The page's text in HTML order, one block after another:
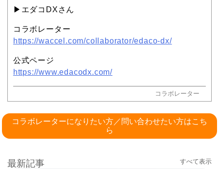
▶︎エダコDXさん
コラボレーター
https://waccel.com/collaborator/edaco-dx/
公式ページ
https://www.edacodx.com/
コラボレーター
コラボレーターになりたい方／問い合わせたい方はこち
ら
最新記事 すべて表示